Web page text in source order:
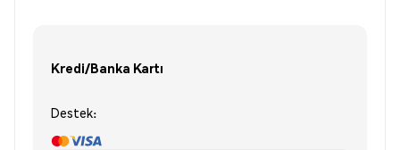
Kredi/Banka Kartı
Destek: